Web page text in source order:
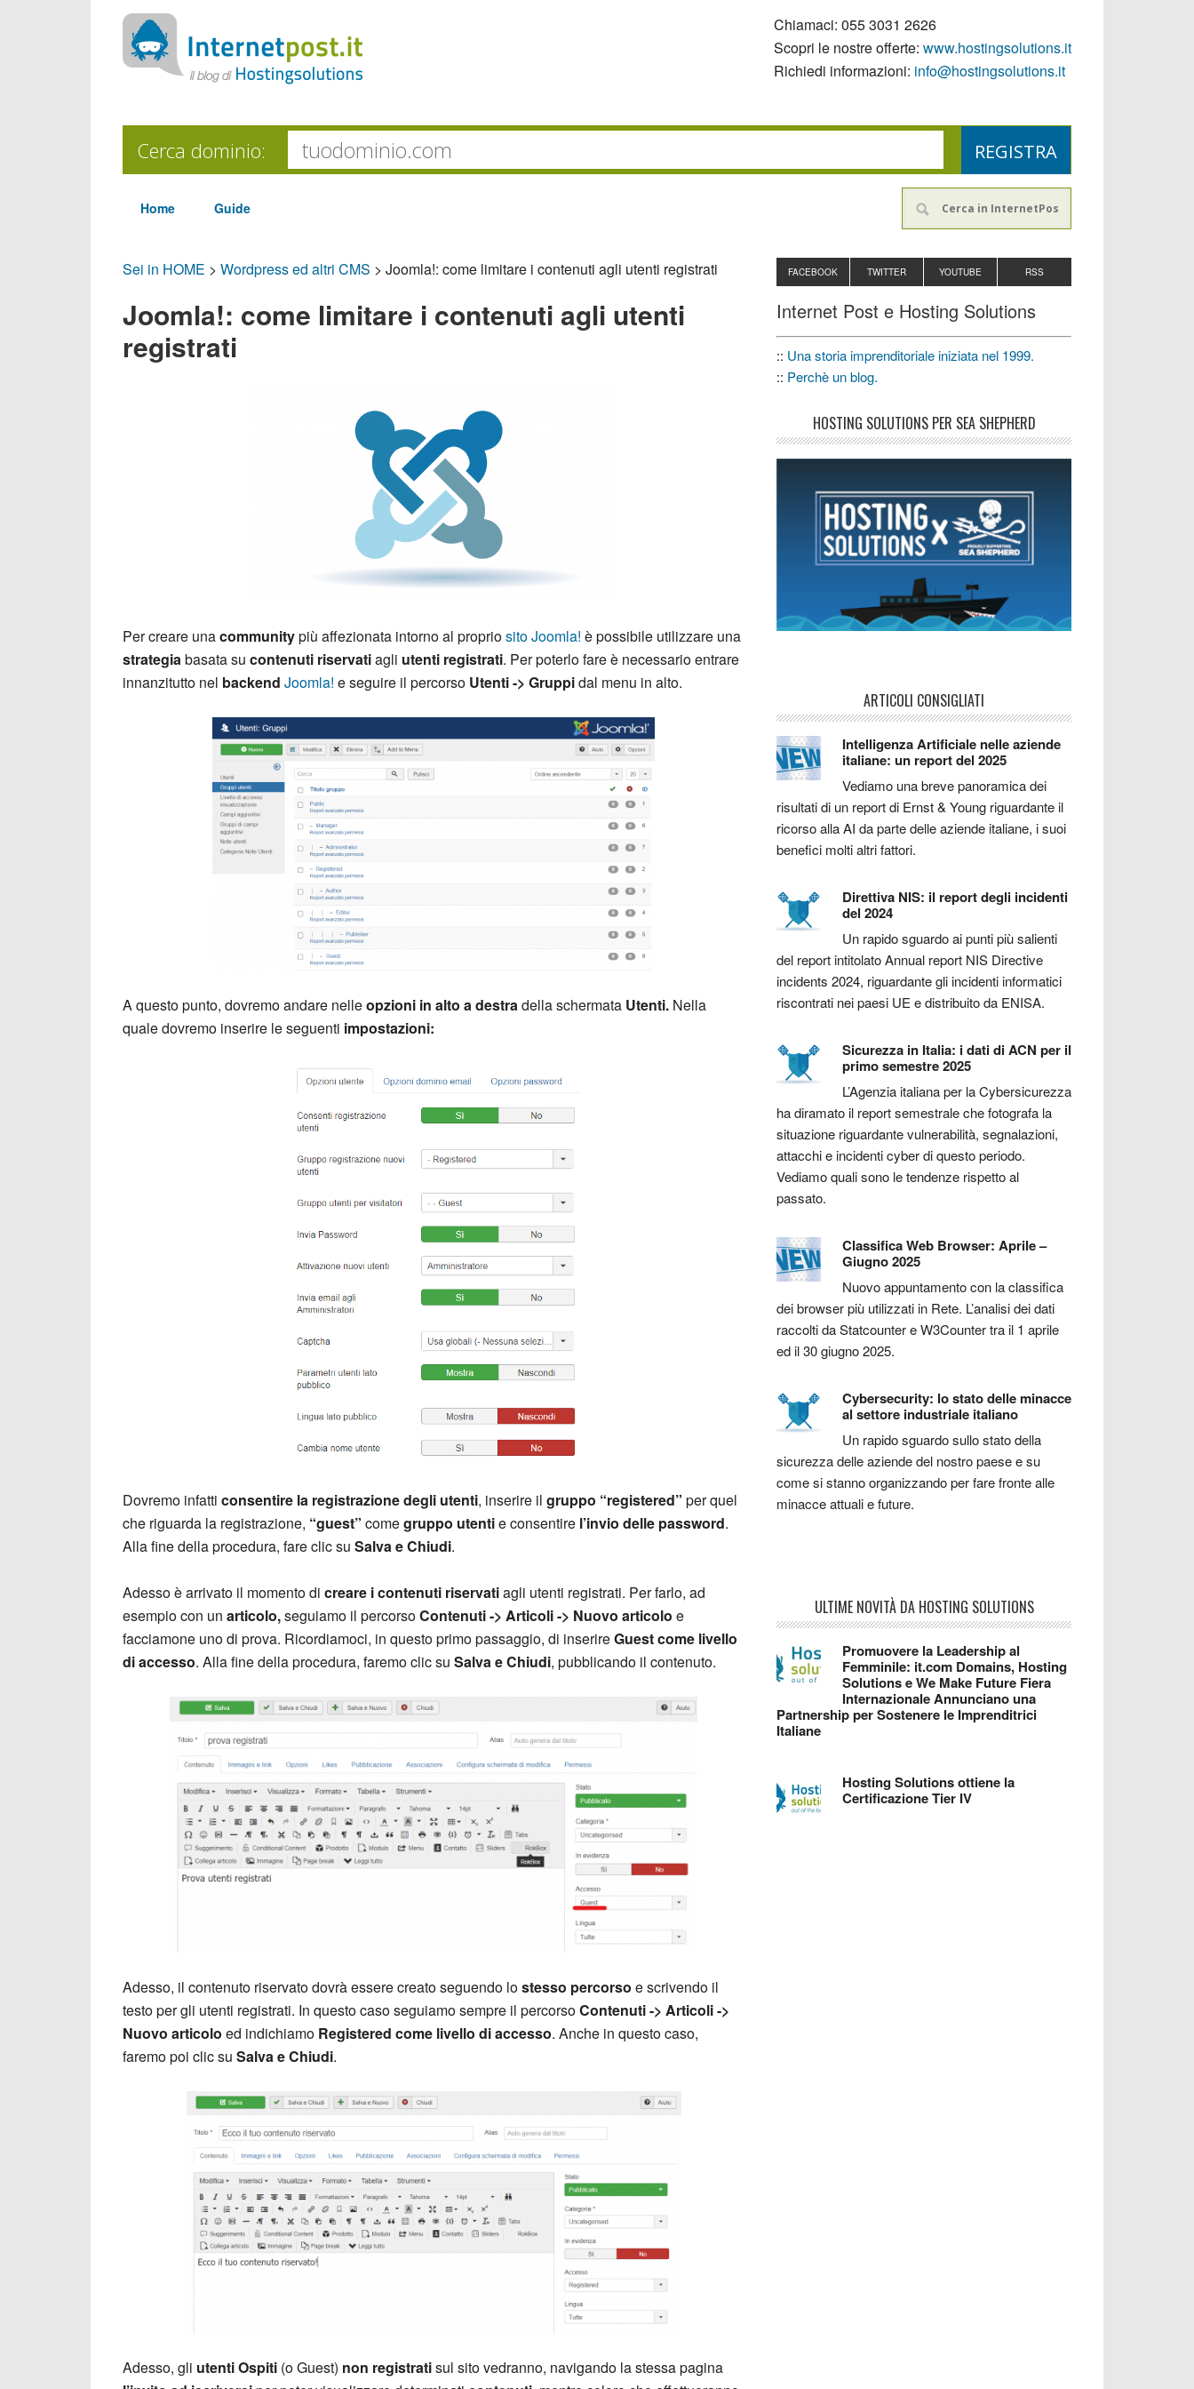
Chiamaci: 055 3031 2626
Scopri le nostre offerte: www.hostingsolutions.it
Richiedi informazioni: info@hostingsolutions.it
Cerca dominio:
Home Guide
Sei in HOME > Wordpress ed altri CMS > Joomla!: come limitare i contenuti agli utenti registrati
Joomla!: come limitare i contenuti agli utenti
registrati
Per creare unacommunitypiù affezionata intorno al propriosito Joomla! è possibile utilizzare una
strategiabasata su contenuti riservatiagli utenti registrati. Per poterlo fare è necessario entrare
innanzitutto nel backend Joomla! e seguire il percorso Utenti -> Gruppidal menu in alto.
A questo punto, dovremo andare nelleopzioni in alto a destradella schermata Utenti. Nella
quale dovremo inserire le seguenti impostazioni:
Dovremo infatti consentire la registrazione degli utenti, inserire il gruppo “registered” per quel
che riguarda la registrazione, “guest” comegruppo utentie consentire l’invio delle password.
Alla fine della procedura, fare clic su Salva e Chiudi.
Adesso è arrivato il momento di creare i contenuti riservatiagli utenti registrati. Per farlo, ad
esempio con un articolo,seguiamo il percorsoContenuti -> Articoli -> Nuovo articolo e
facciamone uno di prova. Ricordiamoci, in questo primo passaggio, di inserireGuest come livello
di accesso. Alla fine della procedura, faremo clic su Salva e Chiudi, pubblicando il contenuto.
Adesso, il contenuto riservato dovrà essere creato seguendo lostesso percorso e scrivendo il
testo per gli utenti registrati. In questo caso seguiamo sempre il percorsoContenuti -> Articoli ->
Nuovo articolo ed indichiamo Registered come livello di accesso. Anche in questo caso,
faremo poi clic su Salva e Chiudi.
Adesso, gli utenti Ospiti (o Guest) non registratisul sito vedranno, navigando la stessa pagina
FACEBOOK TWITTER YOUTUBE RSS
Internet Post e Hosting Solutions
:: Una storia imprenditoriale iniziata nel 1999.
:: Perchè un blog.
HOSTING SOLUTIONS PER SEA SHEPHERD
ARTICOLI CONSIGLIATI
Intelligenza Artificiale nelle aziende
italiane: un report del 2025
Vediamo una breve panoramica dei
risultati di un report di Ernst & Young riguardante il
ricorso alla AI da parte delle aziende italiane, i suoi
benefici molti altri fattori.
Direttiva NIS: il report degli incidenti
del 2024
Un rapido sguardo ai punti più salienti
del report intitolato Annual report NIS Directive
incidents 2024, riguardante gli incidenti informatici
riscontrati nei paesi UE e distribuito da ENISA.
Sicurezza in Italia: i dati di ACN per il
primo semestre 2025
L’Agenzia italiana per la Cybersicurezza
ha diramato il report semestrale che fotografa la
situazione riguardante vulnerabilità, segnalazioni,
attacchi e incidenti cyber di questo periodo.
Vediamo quali sono le tendenze rispetto al
passato.
Classifica Web Browser: Aprile –
Giugno 2025
Nuovo appuntamento con la classifica
dei browser più utilizzati in Rete. L’analisi dei dati
raccolti da Statcounter e W3Counter tra il 1 aprile
ed il 30 giugno 2025.
Cybersecurity: lo stato delle minacce
al settore industriale italiano
Un rapido sguardo sullo stato della
sicurezza delle aziende del nostro paese e su
come si stanno organizzando per fare fronte alle
minacce attuali e future.
ULTIME NOVITÀ DA HOSTING SOLUTIONS
Promuovere la Leadership al
Femminile: it.com Domains, Hosting
Solutions e We Make Future Fiera
Internazionale Annunciano una
Partnership per Sostenere le Imprenditrici
Italiane
Hosting Solutions ottiene la
Certificazione Tier IV